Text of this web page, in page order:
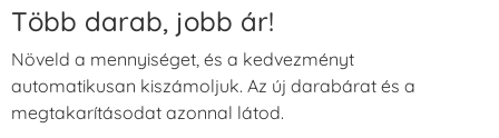
Több darab, jobb ár!
Növeld a mennyiséget, és a kedvezményt
automatikusan kiszámoljuk. Az új darabárat és a
megtakarításodat azonnal látod.